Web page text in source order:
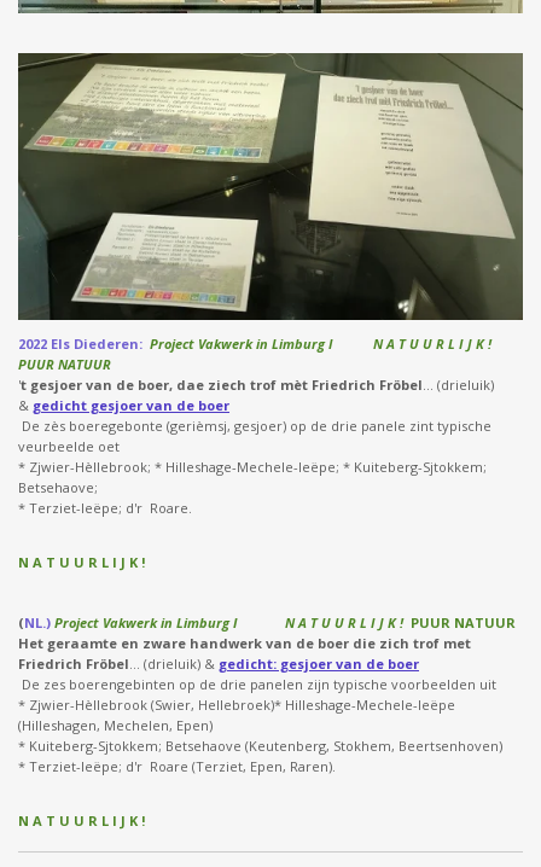
2022 Els Diederen: Project Vakwerk in Limburg I N A T U U R L I J K !
PUUR NATUUR
't gesjoer van de boer, dae ziech trof mèt Friedrich Fröbel... (drieluik)
& gedicht gesjoer van de boer
De zès boeregebonte (gerièmsj, gesjoer) op de drie panele zint typische
veurbeelde oet
* Zjwier-Hèllebrook; * Hilleshage-Mechele-Ieëpe; * Kuiteberg-Sjtokkem;
Betsehaove;
* Terziet-Ieëpe; d'r Roare.
N A T U U R L I J K !
(NL.) Project Vakwerk in Limburg I N A T U U R L I J K !PUUR NATUUR
Het geraamte en zware handwerk van de boer die zich trof met
Friedrich Fröbel... (drieluik) & gedicht: gesjoer van de boer
De zes boerengebinten op de drie panelen zijn typische voorbeelden uit
* Zjwier-Hèllebrook (Swier, Hellebroek)* Hilleshage-Mechele-Ieëpe
(Hilleshagen, Mechelen, Epen)
* Kuiteberg-Sjtokkem; Betsehaove (Keutenberg, Stokhem, Beertsenhoven)
* Terziet-Ieëpe; d'r Roare (Terziet, Epen, Raren).
N A T U U R L I J K !